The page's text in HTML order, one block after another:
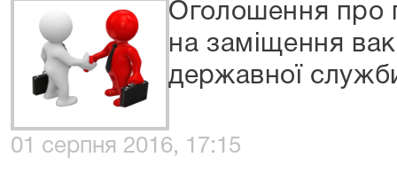
Оголошення про
на заміщення
державної
01 серпня 2016, 17:15